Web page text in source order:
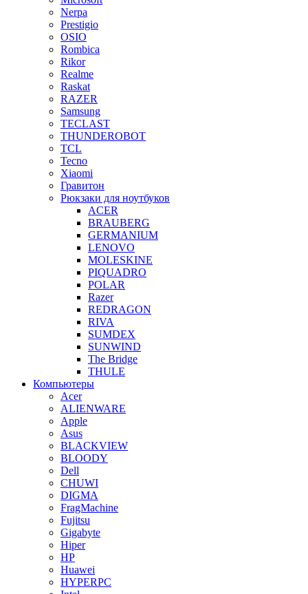
Nerpa
Prestigio
OSIO
Rombica
Rikor
Realme
Raskat
RAZER
Samsung
TECLAST
THUNDEROBOT
TCL
Tecno
Xiaomi
Гравитон
Рюкзаки для ноутбуков
ACER
BRAUBERG
GERMANIUM
LENOVO
MOLESKINE
PIQUADRO
POLAR
Razer
REDRAGON
RIVA
SUMDEX
SUNWIND
The Bridge
THULE
Компьютеры
Acer
ALIENWARE
Apple
Asus
BLACKVIEW
BLOODY
Dell
CHUWI
DIGMA
FragMachine
Fujitsu
Gigabyte
Hiper
HP
Huawei
HYPERPC